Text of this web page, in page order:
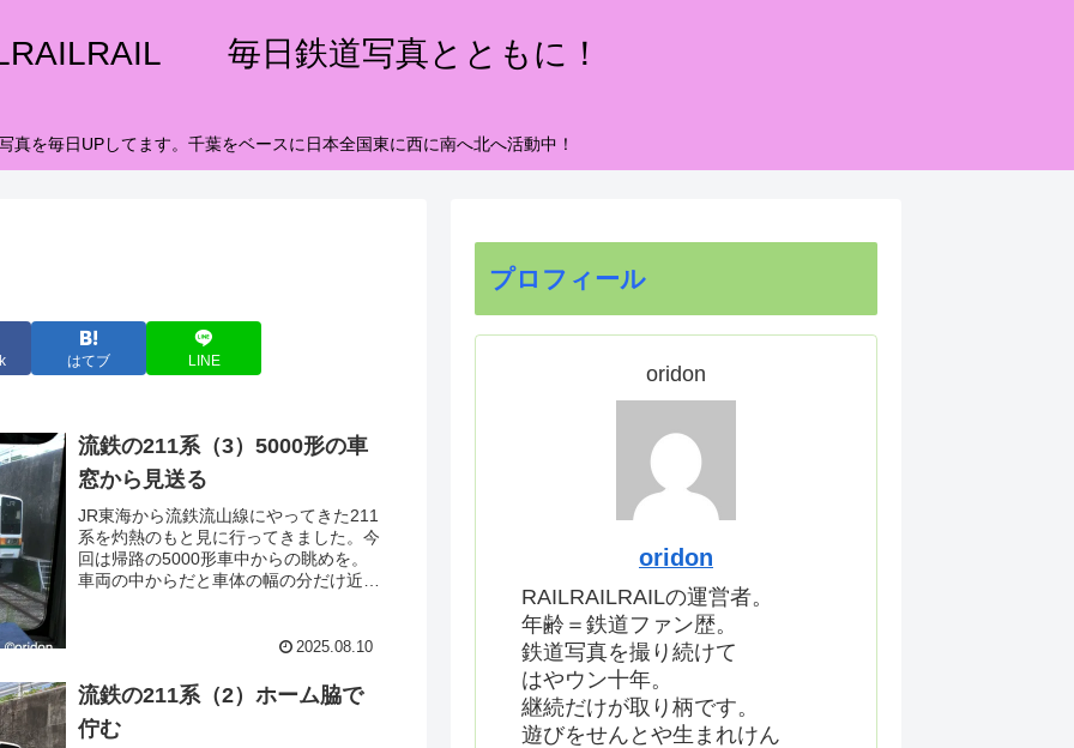
毎日鉄道写真とともに！
真を毎日UPしてます。千葉をベースに日本全国東に西に南へ北へ活動中！
はてブ LINE
流鉄の211系（3）5000形の車
窓から見送る
JR東海から流鉄流山線にやってきた211
系を灼熱のもと見に行ってきました。今
回は帰路の5000形車中からの眺めを。
車両の中からだと車体の幅の分だけ近づ
2025.08.10
流鉄の211系（2）ホーム脇で
佇む
プロフィール
oridon
oridon
RAILRAILRAILの運営者。
年齢＝鉄道ファン歴。
鉄道写真を撮り続けて
はやウン十年。
継続だけが取り柄です。
遊びをせんとや生まれけん